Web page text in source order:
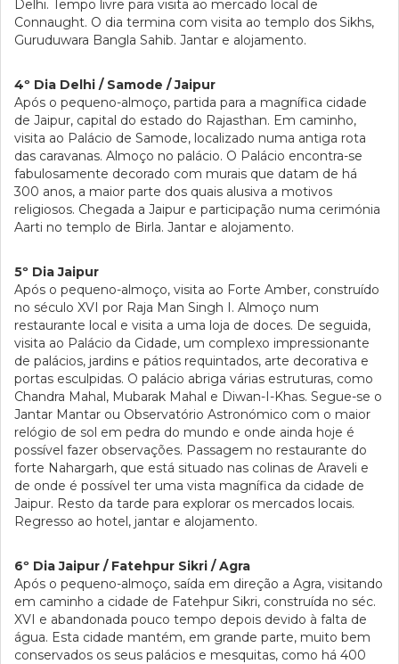
Delhi. Tempo livre para visita ao mercado local de
Connaught. O dia termina com visita ao templo dos Sikhs,
Guruduwara Bangla Sahib. Jantar e alojamento.
4º Dia Delhi / Samode / Jaipur
Após o pequeno-almoço, partida para a magnífica cidade
de Jaipur, capital do estado do Rajasthan. Em caminho,
visita ao Palácio de Samode, localizado numa antiga rota
das caravanas. Almoço no palácio. O Palácio encontra-se
fabulosamente decorado com murais que datam de há
300 anos, a maior parte dos quais alusiva a motivos
religiosos. Chegada a Jaipur e participação numa cerimónia
Aarti no templo de Birla. Jantar e alojamento.
5º Dia Jaipur
Após o pequeno-almoço, visita ao Forte Amber, construído
no século XVI por Raja Man Singh I. Almoço num
restaurante local e visita a uma loja de doces. De seguida,
visita ao Palácio da Cidade, um complexo impressionante
de palácios, jardins e pátios requintados, arte decorativa e
portas esculpidas. O palácio abriga várias estruturas, como
Chandra Mahal, Mubarak Mahal e Diwan-I-Khas. Segue-se o
Jantar Mantar ou Observatório Astronómico com o maior
relógio de sol em pedra do mundo e onde ainda hoje é
possível fazer observações. Passagem no restaurante do
forte Nahargarh, que está situado nas colinas de Araveli e
de onde é possível ter uma vista magnífica da cidade de
Jaipur. Resto da tarde para explorar os mercados locais.
Regresso ao hotel, jantar e alojamento.
6º Dia Jaipur / Fatehpur Sikri / Agra
Após o pequeno-almoço, saída em direção a Agra, visitando
em caminho a cidade de Fatehpur Sikri, construída no séc.
XVI e abandonada pouco tempo depois devido à falta de
água. Esta cidade mantém, em grande parte, muito bem
conservados os seus palácios e mesquitas, como há 400